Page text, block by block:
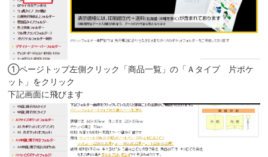
①ページトップ左側クリック「商品一覧」の「Ａタイプ 片ポケ
ット」をクリック
下記画面に飛びます